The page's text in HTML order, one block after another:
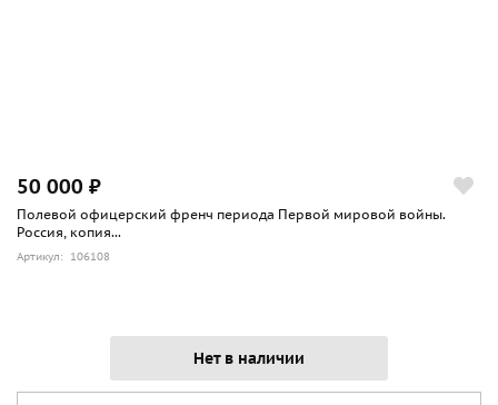
50 000 ₽
Полевой офицерский френч периода Первой мировой войны.
Россия, копия...
Артикул: 106108
Нет в наличии